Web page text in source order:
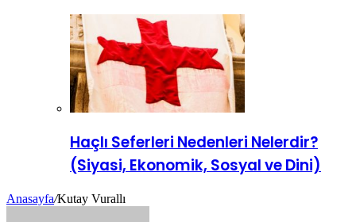
Haçlı Seferleri Nedenleri Nelerdir?
(Siyasi, Ekonomik, Sosyal ve Dini)
Anasayfa/Kutay Vurallı